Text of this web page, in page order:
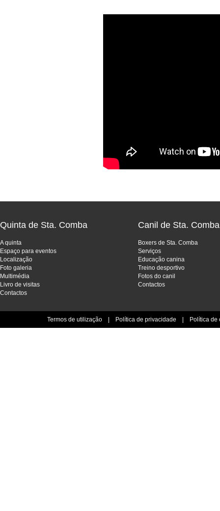
Quinta de Sta. Comba
A quinta
Espaço para eventos
Localização
Foto galeria
Multimédia
Livro de visitas
Contactos
Canil de Sta. Comba
Boxers de Sta. Comba
Serviços
Educação canina
Treino desportivo
Fotos do canil
Contactos
Termos de utilização| Política de privacidade Política de